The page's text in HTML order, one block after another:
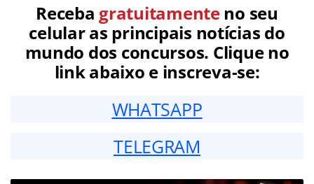
Receba gratuitamenteno seu
celular as principais notícias do
mundo dos concursos. Clique no
link abaixo e inscreva-se:
WHATSAPP
TELEGRAM